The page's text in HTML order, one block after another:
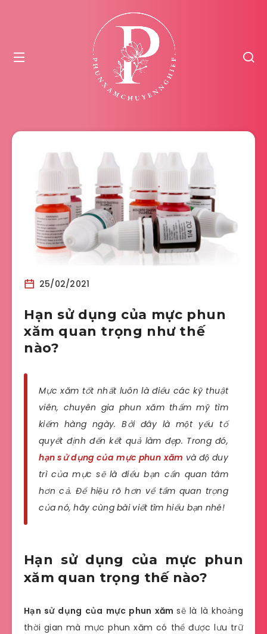
25/02/2021
Hạn sử dụng của mực phun
xăm quan trọng như thế
nào?
Mực xăm tốt nhất luôn là điều các kỹ thuật
viên, chuyên gia phun xăm thẩm mỹ tìm
kiếm hàng ngày. Bởi đây là một yếu tố
quyết định đến kết quả làm đẹp. Trong đó,
hạn sử dụng của mực phun xăm và độ duy
trì của mực sẽ là điều bạn cần quan tâm
hơn cả. Để hiệu rõ hơn về tầm quan trọng
của nó, hãy cùng bài viết tìm hiểu bạn nhé!
Hạn sử dụng của mực phun
xăm quan trọng thế nào?
Hạn sử dụng của mực phun xămsẽ là là khoảng
thời gian mà mực phun xăm có thể được lưu trữ